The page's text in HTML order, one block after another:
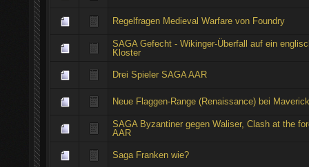
Regelfragen Medieval Warfare von Foundry
SAGA Gefecht - Wikinger-Überfall auf ein
Kloster
Drei Spieler SAGA AAR
Neue Flaggen-Range (Renaissance) bei
SAGA Byzantiner gegen Waliser, Clash at the
AAR
Saga Franken wie?